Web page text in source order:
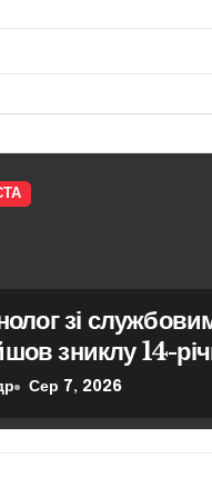
зі
зниклу 14-
Сер 7, 2026